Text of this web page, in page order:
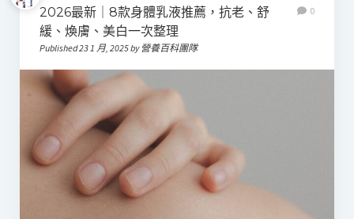
心靈健康2026最新｜8款身體乳液推薦，抗老、舒
緩、煥膚、美白一次整理
Published 23 1 月, 2025 by 營養百科團隊
0